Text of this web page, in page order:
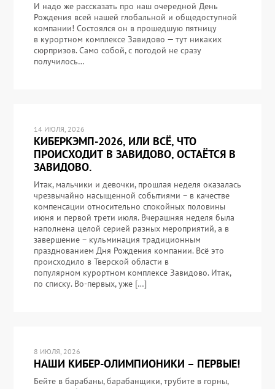
И надо же рассказать про наш очередной День
Рождения всей нашей глобальной и общедоступной
компании! Состоялся он в прошедшую пятницу
в курортном комплексе Завидово — тут никаких
сюрпризов. Само собой, с погодой не сразу
получилось…
14 ИЮЛЯ, 2026
КИБЕРКЭМП-2026, ИЛИ ВСЁ, ЧТО
ПРОИСХОДИТ В ЗАВИДОВО, ОСТАЁТСЯ В
ЗАВИДОВО.
Итак, мальчики и девочки, прошлая неделя оказалась
чрезвычайно насыщенной событиями – в качестве
компенсации относительно спокойных половины
июня и первой трети июля. Вчерашняя неделя была
наполнена целой серией разных мероприятий, а в
завершение – кульминация традиционным
празднованием Дня Рождения компании. Всё это
происходило в Тверской области в
популярном курортном комплексе Завидово. Итак,
по списку. Во-первых, уже […]
8 ИЮЛЯ, 2026
НАШИ КИБЕР-ОЛИМПИОНИКИ – ПЕРВЫЕ!
Бейте в барабаны, барабанщики, трубите в горны,